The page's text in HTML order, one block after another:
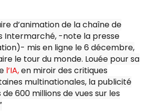
d’animation de la chaîne de
Intermarché, -note la presse
mis en ligne le 6 décembre,
le tour du monde. Louée pour sa
l’IA,en miroir des critiques
multinationales, la publicité
600 millions de vues sur les